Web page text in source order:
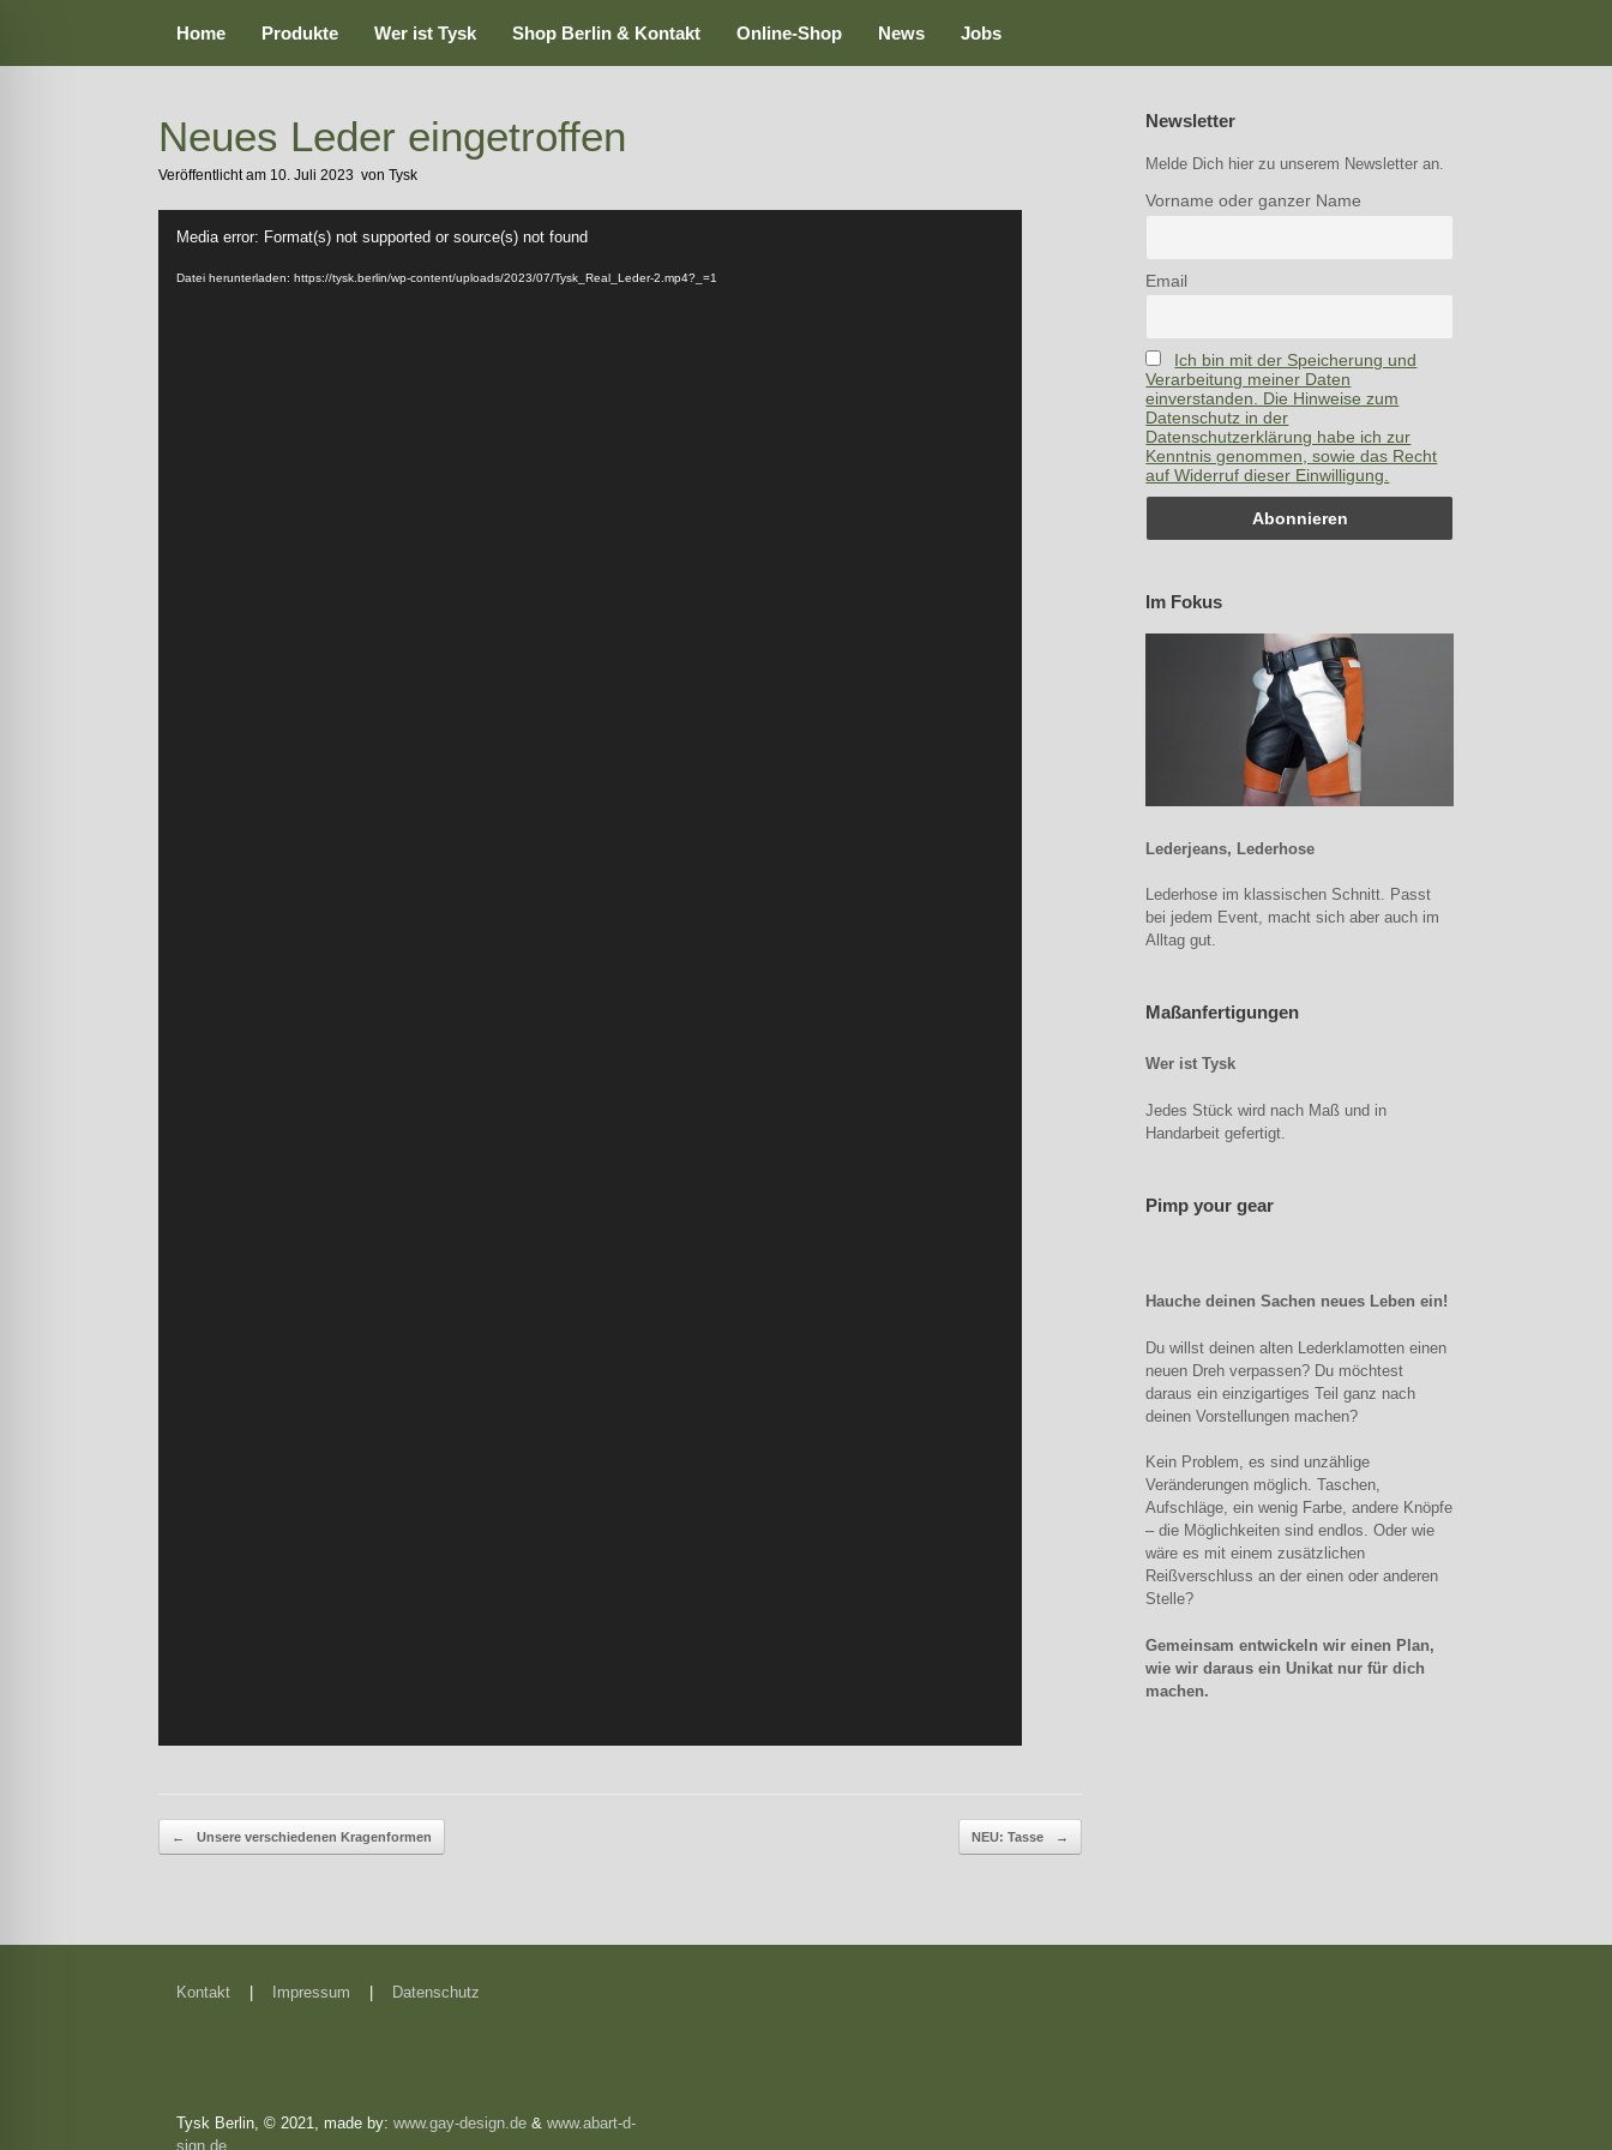
Home Produkte Wer ist Tysk Shop Berlin & Kontakt Online-Shop News Jobs
Neues Leder eingetroffen
Veröffentlicht am 10. Juli 2023 von Tysk
Media error: Format(s) not supported or source(s) not found
Datei herunterladen: https://tysk.berlin/wp-content/uploads/2023/07/Tysk_Real_Leder-2.mp4?_=1
Beitragsnavigation
← Unsere verschiedenen Kragenformen NEU: Tasse →
Newsletter
Melde Dich hier zu unserem Newsletter an.
Vorname oder ganzer Name
Email
Ich bin mit der Speicherung und
Verarbeitung meiner Daten
einverstanden. Die Hinweise zum
Datenschutz in der
Datenschutzerklärung habe ich zur
Kenntnis genommen, sowie das Recht
auf Widerruf dieser Einwilligung.
Im Fokus
Lederjeans, Lederhose
Lederhose im klassischen Schnitt. Passt
bei jedem Event, macht sich aber auch im
Alltag gut.
Maßanfertigungen
Wer ist Tysk
Jedes Stück wird nach Maß und in
Handarbeit gefertigt.
Pimp your gear
Hauche deinen Sachen neues Leben ein!
Du willst deinen alten Lederklamotten einen
neuen Dreh verpassen? Du möchtest
daraus ein einzigartiges Teil ganz nach
deinen Vorstellungen machen?
Kein Problem, es sind unzählige
Veränderungen möglich. Taschen,
Aufschläge, ein wenig Farbe, andere Knöpfe
– die Möglichkeiten sind endlos. Oder wie
wäre es mit einem zusätzlichen
Reißverschluss an der einen oder anderen
Stelle?
Gemeinsam entwickeln wir einen Plan,
wie wir daraus ein Unikat nur für dich
machen.
Kontakt Impressum Datenschutz
Tysk Berlin, © 2021, made by: www.gay-design.de & www.abart-d-
sign.de